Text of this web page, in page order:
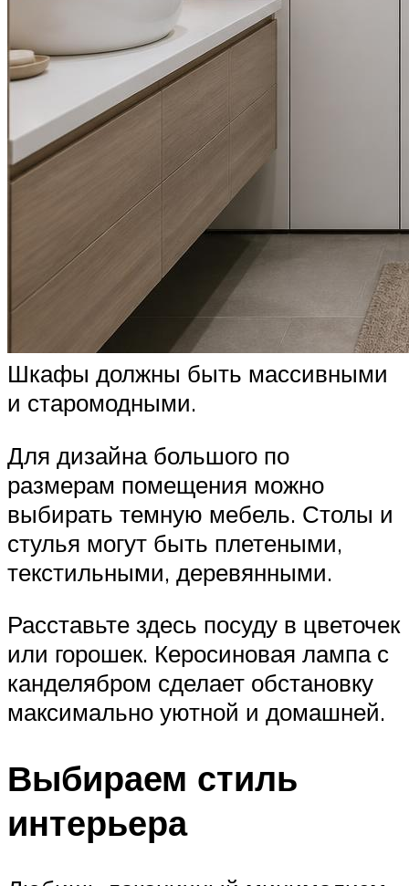
Шкафы должны быть массивными
и старомодными.
Для дизайна большого по
размерам помещения можно
выбирать темную мебель. Столы и
стулья могут быть плетеными,
текстильными, деревянными.
Расставьте здесь посуду в цветочек
или горошек. Керосиновая лампа с
канделябром сделает обстановку
максимально уютной и домашней.
Выбираем стиль
интерьера